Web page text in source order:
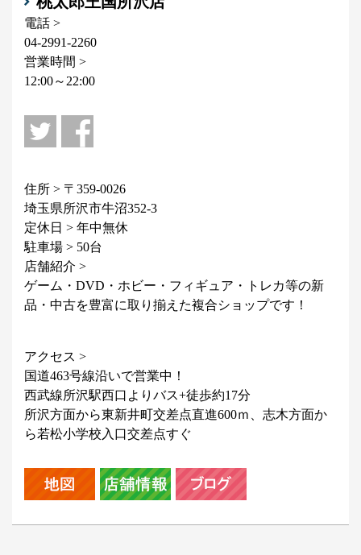
電話 >
04-2991-2260
営業時間 >
12:00～22:00
住所 > 〒359-0026
埼玉県所沢市牛沼352-3
定休日 > 年中無休
駐車場 > 50台
店舗紹介 >
ゲーム・DVD・ホビー・フィギュア・トレカ等の新
品・中古を豊富に取り揃えた複合ショップです！
アクセス >
国道463号線沿いで営業中！
西武線所沢駅西口よりバス+徒歩約17分
所沢方面から東新井町交差点直進600ｍ、志木方面か
ら若松小学校入口交差点すぐ